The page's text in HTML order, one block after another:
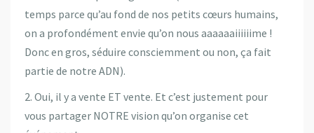
temps parce qu’au fond de nos petits cœurs humains,
on a profondément envie qu’on nous aaaaaaiiiiiime !
Donc en gros, séduire consciemment ou non, ça fait
partie de notre ADN).
2. Oui, il y a vente ET vente. Et c’est justement pour
vous partager NOTRE vision qu’on organise cet